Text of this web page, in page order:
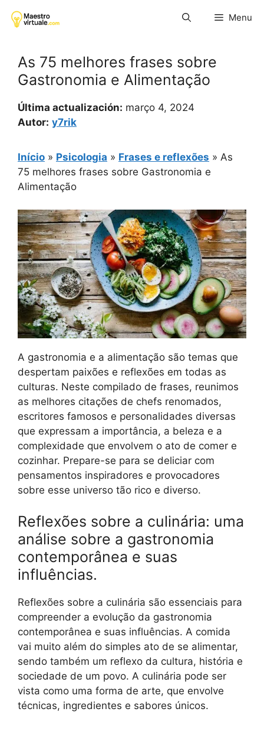
para
Menu
As 75 melhores frases sobre
Gastronomia e Alimentação
Última actualización: março 4, 2024
Autor: y7rik
Início » Psicologia » Frases e reflexões » As
75 melhores frases sobre Gastronomia e
Alimentação
A gastronomia e a alimentação são temas que
despertam paixões e reflexões em todas as
culturas. Neste compilado de frases, reunimos
as melhores citações de chefs renomados,
escritores famosos e personalidades diversas
que expressam a importância, a beleza e a
complexidade que envolvem o ato de comer e
cozinhar. Prepare-se para se deliciar com
pensamentos inspiradores e provocadores
sobre esse universo tão rico e diverso.
Reflexões sobre a culinária: uma
análise sobre a gastronomia
contemporânea e suas
influências.
Reflexões sobre a culinária são essenciais para
compreender a evolução da gastronomia
contemporânea e suas influências. A comida
vai muito além do simples ato de se alimentar,
sendo também um reflexo da cultura, história e
sociedade de um povo. A culinária pode ser
vista como uma forma de arte, que envolve
técnicas, ingredientes e sabores únicos.